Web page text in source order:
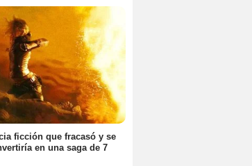
ficción que fracasó y se
en una saga de 7